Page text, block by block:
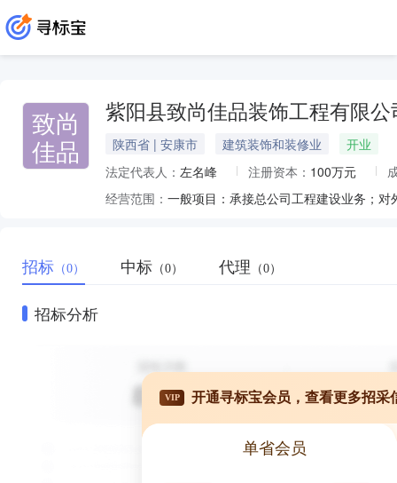
致尚
佳品
紫阳县致尚佳品装饰工程有限公
陕西省 | 安康市 建筑装饰和装修业
开业
法定代表人： 左名峰 注册资本： 100万元
经营范围：
招标 （0） 中标 （0） 代理 （0）
招标分析
VIP 开通寻标宝会员，查看更多招采
单省会员